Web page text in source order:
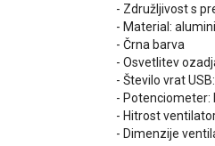
- Združljivost s
- Material:
- Črna barva
- Osvetlitev
- Število vrat
- Potenciometer:
- Hitrost
- Dimenzije